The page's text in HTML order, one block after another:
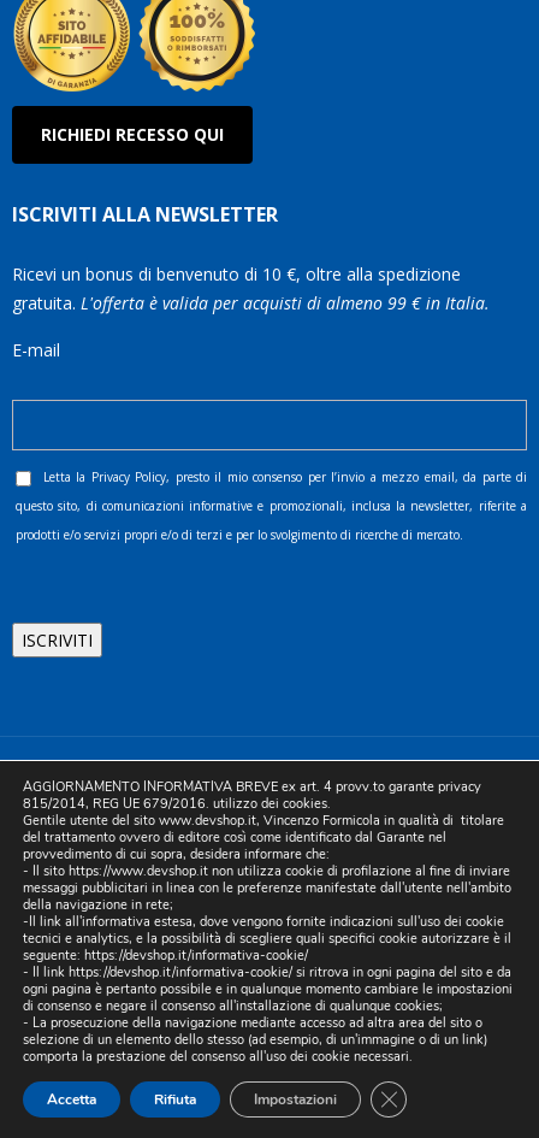
RICHIEDI RECESSO QUI
ISCRIVITI ALLA NEWSLETTER
Ricevi un bonus di benvenuto di 10 €, oltre alla spedizione
gratuita. L'offerta è valida per acquisti di almeno 99 € in Italia.
E-mail
Letta la Privacy Policy, presto il mio consenso per l’invio a mezzo email, da parte di
questo sito, di comunicazioni informative e promozionali, inclusa la newsletter, riferite a
prodotti e/o servizi propri e/o di terzi e per lo svolgimento di ricerche di mercato.
80055 Portici (NA). pec: devinternational@pec.it P.IVA
05754741212 | REA NA-773826 | Capitale sociale 10.000 euro i.v.
| Developed by Digital & Viral
AGGIORNAMENTO INFORMATIVA BREVE ex art. 4 provv.to garante privacy
815/2014, REG UE 679/2016. utilizzo dei cookies.
Gentile utente del sito www.devshop.it, Vincenzo Formicola in qualità di titolare
del trattamento ovvero di editore così come identificato dal Garante nel
provvedimento di cui sopra, desidera informare che:
- Il sito https://www.devshop.it non utilizza cookie di profilazione al fine di inviare
messaggi pubblicitari in linea con le preferenze manifestate dall'utente nell'ambito
della navigazione in rete;
-Il link all'informativa estesa, dove vengono fornite indicazioni sull'uso dei cookie
tecnici e analytics, e la possibilità di scegliere quali specifici cookie autorizzare è il
seguente: https://devshop.it/informativa-cookie/
- Il link https://devshop.it/informativa-cookie/si ritrova in ogni pagina del sito e da
ogni pagina è pertanto possibile e in qualunque momento cambiare le impostazioni
di consenso e negare il consenso all'installazione di qualunque cookies;
- La prosecuzione della navigazione mediante accesso ad altra area del sito o
selezione di un elemento dello stesso (ad esempio, di un'immagine o di un link)
comporta la prestazione del consenso all'uso dei cookie necessari.
Accetta Rifiuta Impostazioni CLOSE GDPR